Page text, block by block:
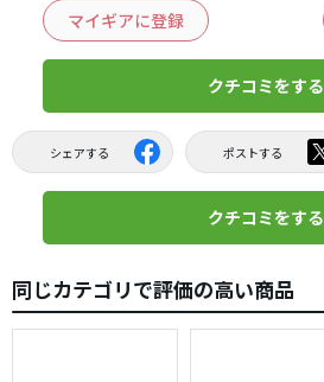
マイギアに登録
クチコミをする
シェアする ポストする
クチコミをする
同じカテゴリで評価の高い商品